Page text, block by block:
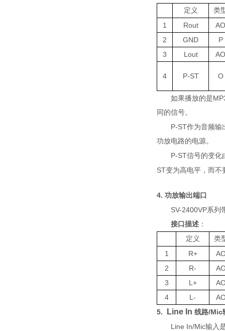
定义
类
1 Rout AO
2
GND
P
3
L out AO
4 P-ST O
如果播放的是
同的信号。
P-ST作为音频输
功放电路的电源。
P-ST信号的变化
ST变为高电平，而不
4. 功放输出端口
SV-2400VP系列
接口描述 ：
定义
类
1 R+ A
2
R- A
3
L+ A
4
L- A
5.
Line In 线路/Mic
L ine In/Mic输入